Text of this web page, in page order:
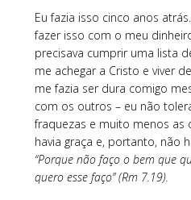
Eu fazia isso cinco anos
fazer isso com o meu
precisava cumprir uma lista
me achegar a Cristo e viver
me fazia ser dura comigo
com os outros – eu não
fraquezas e muito menos as
havia graça e, portanto, não
“Porque não faço o bem que
quero esse faço” (Rm 7.19).